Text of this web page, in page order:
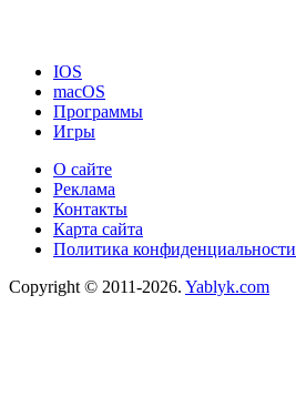
IOS
macOS
Программы
Игры
О сайте
Реклама
Контакты
Карта сайта
Политика конфиденциальности
Copyright © 2011-2026. Yablyk.сom